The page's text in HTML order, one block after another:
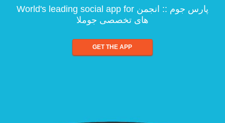
World's leading social app for پارس جوم :: انجمن
های تخصصی جوملا
GET THE APP